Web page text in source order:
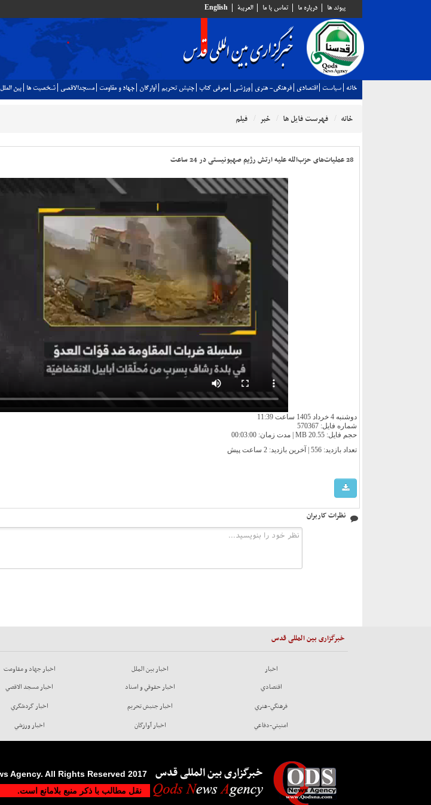
پيوند ها درباره ما تماس با ما العربية English
خانه سياست اقتصادي فرهنگي- هنري ورزشي معرفي كتاب جنبش تحريم آوارگان جهاد و مقاومت مسجدالاقصي شخصيت ها بين الملل
خانه فهرست فایل ها خبر فیلم
28 عملیات‌های حزب‌الله علیه ارتش رژیم صهیونیستی در 24 ساعت
دوشنبه 4 خرداد 1405 ساعت 11:39
شماره فایل: 570367
حجم فایل: 20.55 MB | مدت زمان: 00:03:00
تعداد بازدید: 556 | آخرین بازدید:
2 ساعت پیش
نظرات کاربران
خبرگزاری بین المللی قدس
اخبار
اقتصادي
فرهنگي-هنري
امنيتي-دفاعي
اخبار بين الملل
اخبار حقوقي و اسناد
اخبار جنبش تحريم
اخبار آوارگان
اخبار جهاد و مقاومت
اخبار مسجد الاقصي
اخبار گردشگري
اخبار ورزشي
خبرگزاری بین المللی قدس
2017 Qods News Agency. All Rights Reserved
نقل مطالب با ذکر منبع بلامانع است.